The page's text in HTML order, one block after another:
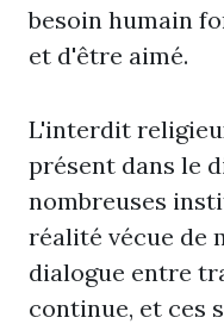
besoin humain
et d'être aimé.
L'interdit
présent dans le
nombreuses
réalité vécue de
dialogue entre
continue, et ces